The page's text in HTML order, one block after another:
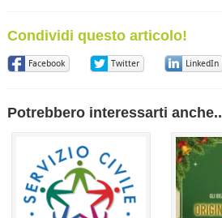
Condividi questo articolo!
Facebook Twitter LinkedIn
Potrebbero interessarti anche..